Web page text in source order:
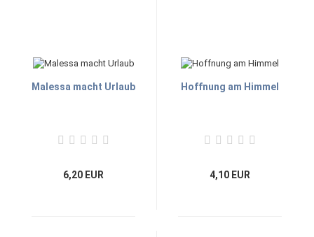
Malessa macht Urlaub
6,20 EUR
Hoffnung am Himmel
4,10 EUR